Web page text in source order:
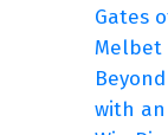
Gates
Melbet
with